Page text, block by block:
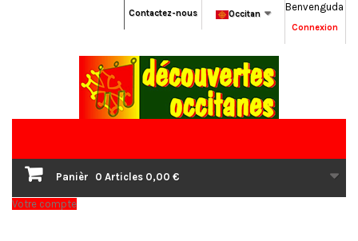
Benvenguda
Connexion
Occitan
Contactez-nous
Panièr 0 Articles 0,00 €
Votre compte